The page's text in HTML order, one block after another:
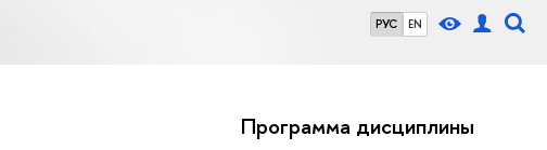
РУС EN
Программа дисциплины